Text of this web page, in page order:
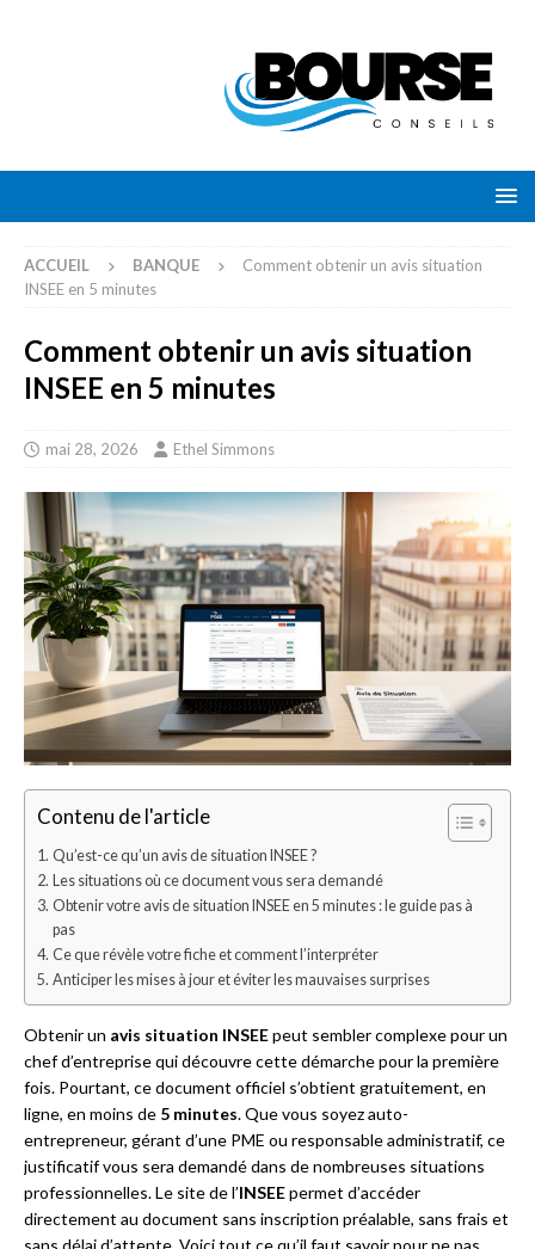
ACCUEIL BANQUE
Comment obtenir un avis situation
INSEE en 5 minutes
Comment obtenir un avis situation
INSEE en 5 minutes
mai 28, 2026 Ethel Simmons
Contenu de l'article
Qu’est-ce qu’un avis de situation INSEE ?
Les situations où ce document vous sera demandé
Obtenir votre avis de situation INSEE en 5 minutes : le guide pas à
pas
Ce que révèle votre fiche et comment l’interpréter
Anticiper les mises à jour et éviter les mauvaises surprises
Obtenir un avis situation INSEEpeut sembler complexe pour un
chef d’entreprise qui découvre cette démarche pour la première
fois. Pourtant, ce document officiel s’obtient gratuitement, en
ligne, en moins de 5 minutes. Que vous soyez auto-
entrepreneur, gérant d’une PME ou responsable administratif, ce
justificatif vous sera demandé dans de nombreuses situations
professionnelles. Le site de l’INSEEpermet d’accéder
directement au document sans inscription préalable, sans frais et